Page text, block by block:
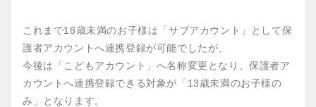
これまで18歳未満のお子様は「サブアカウント」として保
護者アカウントへ連携登録が可能でしたが、
今後は「こどもアカウント」へ名称変更となり、保護者ア
カウントへ連携登録できる対象が「13歳未満のお子様の
み」となります。